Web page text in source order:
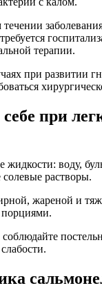
терапии.
при развитии
при
жидкости: воду,
растворы.
жареной и